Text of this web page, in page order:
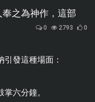
之為神作，這部
0 2793 0
發這種場面：
六分鐘。